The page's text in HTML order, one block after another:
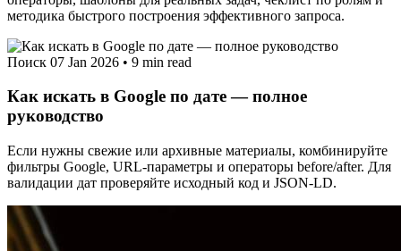
методика быстрого построения эффективного запроса.
Поиск 07 Jan 2026 • 9 min read
Как искать в Google по дате — полное
руководство
Если нужны свежие или архивные материалы, комбинируйте
фильтры Google, URL-параметры и операторы before/after. Для
валидации дат проверяйте исходный код и JSON-LD.